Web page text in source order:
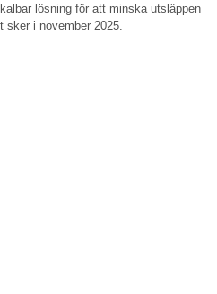
lösning för att minska utsläppen
i november 2025.